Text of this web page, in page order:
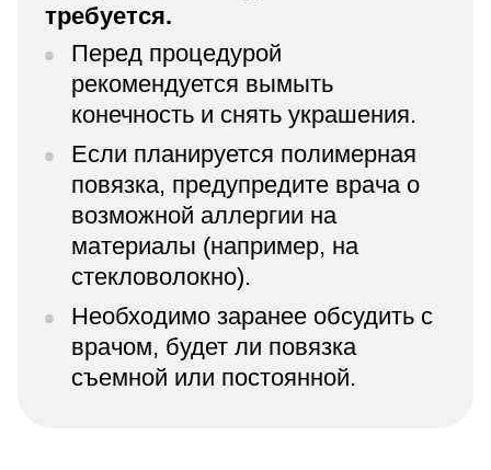
требуется.
Перед процедурой
рекомендуется вымыть
конечность и снять украшения.
Если планируется полимерная
повязка, предупредите врача о
возможной аллергии на
материалы (например, на
стекловолокно).
Необходимо заранее обсудить с
врачом, будет ли повязка
съемной или постоянной.